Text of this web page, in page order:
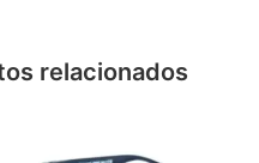
relacionados